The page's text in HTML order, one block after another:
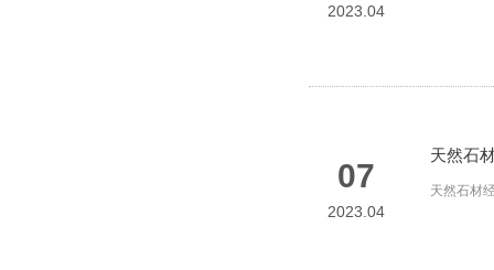
2023.04
07
2023.04
天然石
天然石材